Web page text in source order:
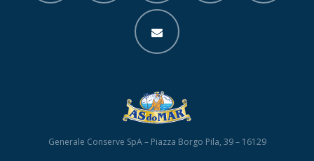
Generale Conserve SpA – Piazza Borgo Pila, 39 – 16129